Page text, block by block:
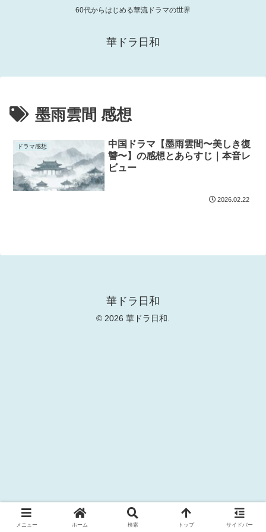
60代からはじめる華流ドラマの世界
華ドラ日和
墨雨雲間 感想
ドラマ感想
中国ドラマ【墨雨雲間〜美しき復
讐〜】の感想とあらすじ｜本音レ
ビュー
2026.02.22
華ドラ日和
© 2026 華ドラ日和.
メニュー ホーム 検索 トップ サイドバー